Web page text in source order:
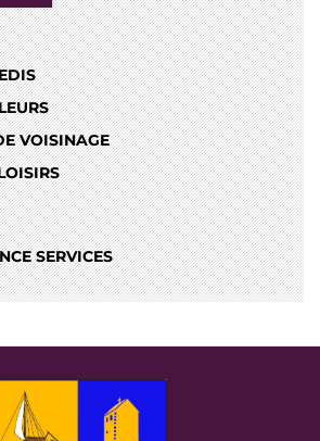
VOISINAGE
SERVICES